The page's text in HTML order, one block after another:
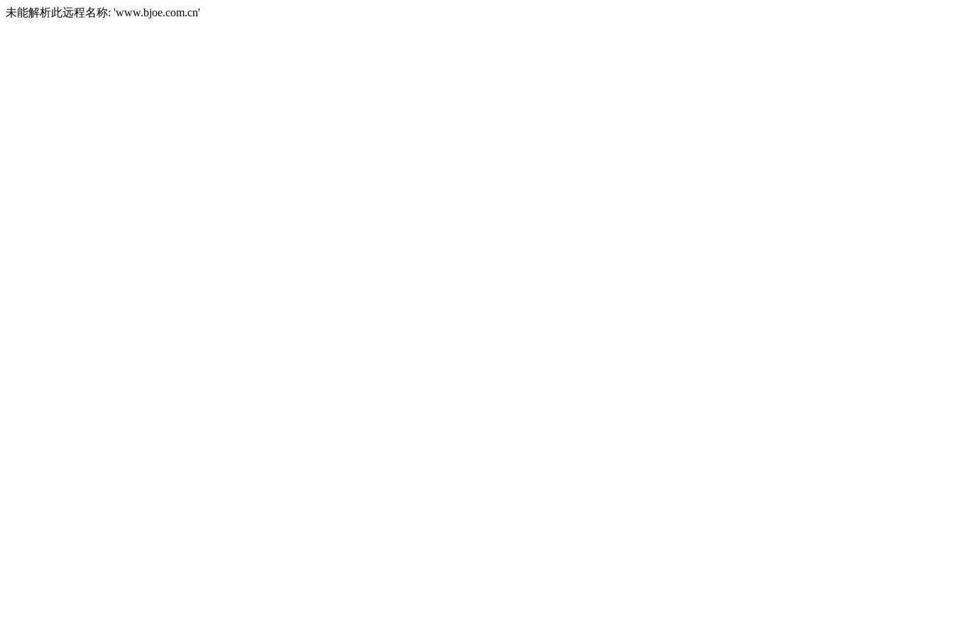
未能解析此远程名称: 'www.bjoe.com.cn'